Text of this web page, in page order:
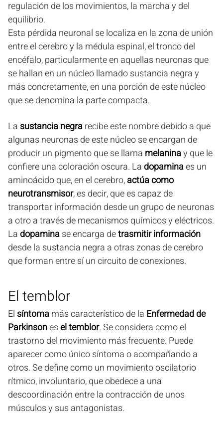
regulación de los movimientos, la marcha y del
equilibrio.
Esta pérdida neuronal se localiza en la zona de unión
entre el cerebro y la médula espinal, el tronco del
encéfalo, particularmente en aquellas neuronas que
se hallan en un núcleo llamado sustancia negra y
más concretamente, en una porción de este núcleo
que se denomina la parte compacta.
La sustancia negrarecibe este nombre debido a que
algunas neuronas de este núcleo se encargan de
producir un pigmento que se llama melaninay que le
confiere una coloración oscura. La dopaminaes un
aminoácido que, en el cerebro,actúa como
neurotransmisor, es decir, que es capaz de
transportar información desde un grupo de neuronas
a otro a través de mecanismos químicos y eléctricos.
La dopaminase encarga detrasmitir información
desde la sustancia negra a otras zonas de cerebro
que forman entre sí un circuito de conexiones.
El temblor
El síntomamás característico de la Enfermedad de
Parkinsonesel temblor. Se considera como el
trastorno del movimiento más frecuente. Puede
aparecer como único síntoma o acompañando a
otros. Se define como un movimiento oscilatorio
rítmico, involuntario, que obedece a una
descoordinación entre la contracción de unos
músculos y sus antagonistas.